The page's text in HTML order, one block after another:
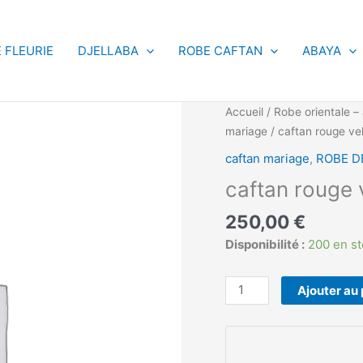
FLEURIE DJELLABA ROBE CAFTAN ABAYA
Accueil/ Robe orientale
mariage/ caftan rouge
caftan mariage, ROBE
caftan rouge
250,00€
Disponibilité : 200 en
quantité
de
caftan
rouge
velour
Ajouter au